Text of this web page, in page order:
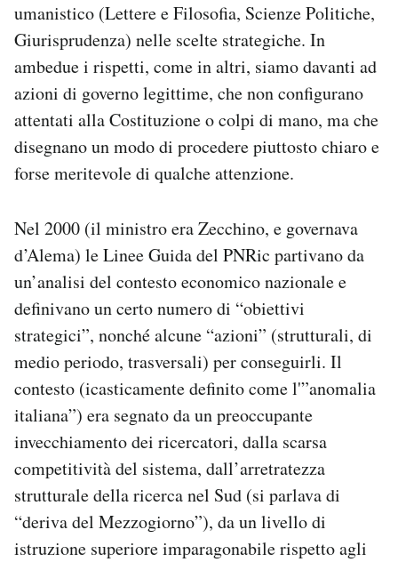
umanistico (Lettere e Filosofia, Scienze Politiche,
Giurisprudenza) nelle scelte strategiche. In
ambedue i rispetti, come in altri, siamo davanti ad
azioni di governo legittime, che non configurano
attentati alla Costituzione o colpi di mano, ma che
disegnano un modo di procedere piuttosto chiaro e
forse meritevole di qualche attenzione.
Nel 2000 (il ministro era Zecchino, e governava
d’Alema) le Linee Guida del PNRic partivano da
un’analisi del contesto economico nazionale e
definivano un certo numero di “obiettivi
strategici”, nonché alcune “azioni” (strutturali, di
medio periodo, trasversali) per conseguirli. Il
contesto (icasticamente definito come l'”anomalia
italiana”) era segnato da un preoccupante
invecchiamento dei ricercatori, dalla scarsa
competitività del sistema, dall’arretratezza
strutturale della ricerca nel Sud (si parlava di
“deriva del Mezzogiorno”), da un livello di
istruzione superiore imparagonabile rispetto agli